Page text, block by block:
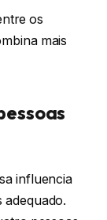
os
mais
influencia
adequado.